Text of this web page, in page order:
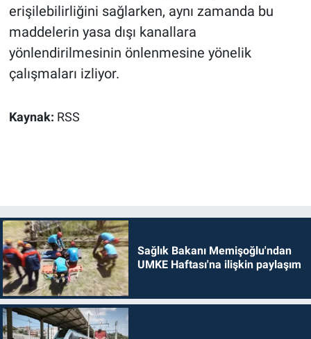
erişilebilirliğini sağlarken, aynı zamanda bu
maddelerin yasa dışı kanallara
yönlendirilmesinin önlenmesine yönelik
çalışmaları izliyor.
Kaynak: RSS
Sağlık Bakanı Memişoğlu'ndan
UMKE Haftası'na ilişkin paylaşım